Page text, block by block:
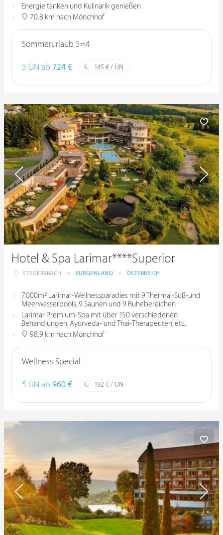
Energie tanken und Kulinarik genießen
70.8 km nach Mönchhof
Sommerurlaub 5=4
5 ÜN ab 724 € 145 € / ÜN
Hotel & Spa Larimar****Superior
STEGERSBACH > BURGENLAND > ÖSTERREICH
7.000m² Larimar-Wellnessparadies mit 9 Thermal-Süß-und
Meerwasserpools, 9 Saunen und 9 Ruhebereichen
Larimar Premium-Spa mit über 150 verschiedenen
Behandlungen, Ayurveda- und Thai-Therapeuten, etc.
98.9 km nach Mönchhof
Wellness Special
5 ÜN ab 960 € 192 € / ÜN